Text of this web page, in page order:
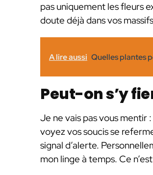
pas uniquement les fleurs
doute déjà dans vos
A lire aussi Quelles plantes
Peut-on s’y
Je ne vais pas vous mentir
voyez vos soucis se
signal d’alerte.
mon linge à temps. Ce